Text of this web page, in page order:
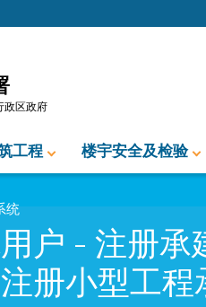
政区政府
工程 楼宇安全及检验
统
户 - 注册
册小型工程